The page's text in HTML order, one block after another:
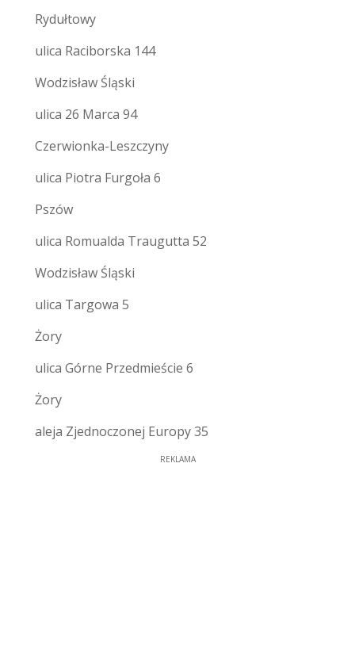
Rydułtowy
ulica Raciborska 144
Wodzisław Śląski
ulica 26 Marca 94
Czerwionka-Leszczyny
ulica Piotra Furgoła 6
Pszów
ulica Romualda Traugutta 52
Wodzisław Śląski
ulica Targowa 5
Żory
ulica Górne Przedmieście 6
Żory
aleja Zjednoczonej Europy 35
REKLAMA